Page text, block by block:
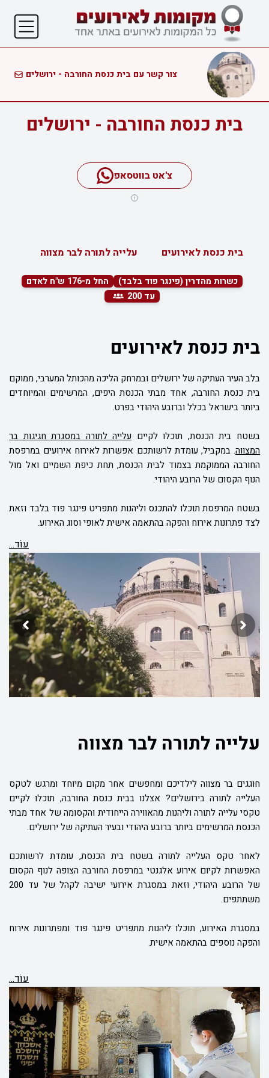
צור קשר עם בית כנסת החורבה - ירושלים
בית כנסת החורבה - ירושלים
צ'אט בווטסאפ
בית כנסת לאירועים עלייה לתורה לבר מצווה
כשרות מהדרין (פינגר פוד בלבד)
החל מ-176 ש"ח לאדם
עד 200
בית כנסת לאירועים
בלב העיר העתיקה של ירושלים ובמרחק הליכה מהכותל המערבי, ממוקם
בית כנסת החורבה, אחד מבתי הכנסת היפים, המרשימים והמיוחדים
ביותר בישראל בכלל וברובע היהודי בפרט.
בשטח בית הכנסת, תוכלו לקיים עלייה לתורה במסגרת חגיגות בר
המצווה. במקביל, עומדת לרשותכם אפשרות לאירוח אירועים במרפסת
החורבה הממוקמת בצמוד לבית הכנסת, תחת כיפת השמיים ואל מול
הנוף הקסום של הרובע היהודי.
בשטח המרפסת תוכלו להתכנס וליהנות מתפריט פינגר פוד בלבד וזאת
לצד פתרונות אירוח והפקה בהתאמה אישית לאופי וסוג האירוע.
עוֹד...
עלייה לתורה לבר מצווה
חוגגים בר מצווה לילדיכם ומחפשים אחר מקום מיוחד ומרגש לטקס
העלייה לתורה בירושלים? אצלנו בבית כנסת החורבה, תוכלו לקיים
טקסי עלייה לתורה וליהנות מהאווירה הייחודית והקסומה של אחד מבתי
הכנסת המרשימים ביותר ברובע היהודי ובעיר העתיקה של ירושלים.
לאחר טקס העלייה לתורה בשטח בית הכנסת, עומדת לרשותכם
האפשרות לקיום אירוע אלגנטי במרפסת החורבה הצופה לנוף הקסום
של הרובע היהודי, וזאת במסגרת אירועי ישיבה לקהל של עד 200
משתתפים.
במסגרת האירוע, תוכלו ליהנות מתפריט פינגר פוד ומפתרונות אירוח
והפקה נוספים בהתאמה אישית.
עוֹד...